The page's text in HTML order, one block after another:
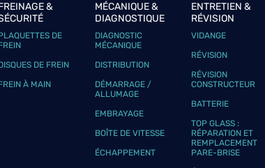
Industriel
- 12:00 et 14:00 - 18:00
Longs Champs
LE CHATEL
- 00:00
&
DE
DE FREIN
À MAIN
MÉCANIQUE &
DIAGNOSTIQUE
DIAGNOSTIC
MÉCANIQUE
DISTRIBUTION
DÉMARRAGE /
ALLUMAGE
EMBRAYAGE
BOÎTE DE VITESSE
ÉCHAPPEMENT
ENTRETIEN &
RÉVISION
VIDANGE
RÉVISION
RÉVISION
CONSTRUCTEUR
BATTERIE
TOP GLASS :
RÉPARATION ET
REMPLACEMENT
PARE-BRISE